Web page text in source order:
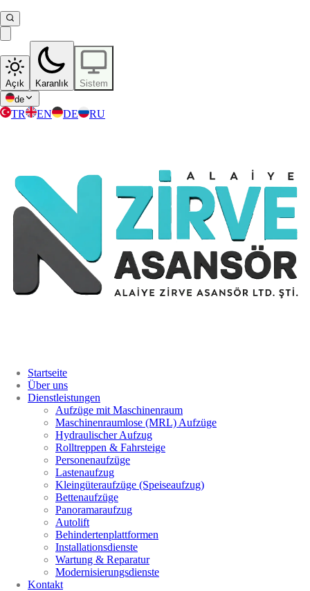
Açık Karanlık
Sistem
de
TR EN DE RU
Startseite
Über uns
Dienstleistungen
Aufzüge mit Maschinenraum
Maschinenraumlose (MRL) Aufzüge
Hydraulischer Aufzug
Rolltreppen & Fahrsteige
Personenaufzüge
Lastenaufzug
Kleingüteraufzüge (Speiseaufzug)
Bettenaufzüge
Panoramaraufzug
Autolift
Behindertenplattformen
Installationsdienste
Wartung & Reparatur
Modernisierungsdienste
Kontakt